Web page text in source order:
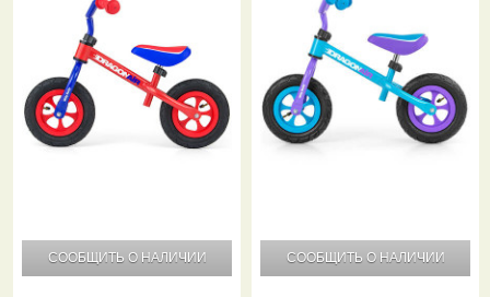
СООБЩИТЬ О НАЛИЧИИ СООБЩИТЬ О НАЛИЧИИ